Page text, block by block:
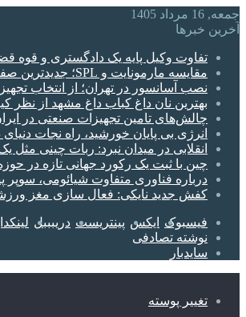
جمعه, 16 مرداد 1405
آخرین خبرها
تفاوت وکیل پایه یک دادگستری و قوه
مقایسه مارمونایت و SPL؛ جدیدترین صفحات کابینت بازار ایران
نصب آسانسور در تهران؛ از انتخاب
بهترین نان داغ کباب داغ مشهد از نظر
چالش‌های تامین تجهیزات صنعتی در
انرژی بی‌ پایان خورشید، راه نجات
انقلابی در میدان نبرد: ربات چینی
چین با ثبت یک رکورد جهانی تازه در
درباره فناوری متفاوت شیائومی، سوپر
کفش جدید نایکی: فعال‌ سازی مغز
فیسبوک ایکس پینتریست دریبببل
نوشته تصادفی
سایدبار
تغییر پوسته